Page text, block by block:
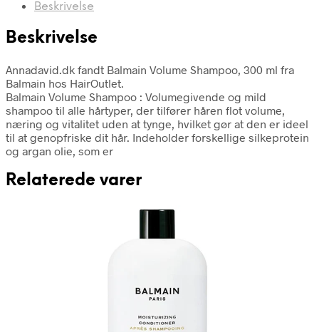
Beskrivelse
Beskrivelse
Annadavid.dk fandt Balmain Volume Shampoo, 300 ml fra
Balmain hos HairOutlet.
Balmain Volume Shampoo : Volumegivende og mild
shampoo til alle hårtyper, der tilfører håren flot volume,
næring og vitalitet uden at tynge, hvilket gør at den er ideel
til at genopfriske dit hår. Indeholder forskellige silkeprotein
og argan olie, som er
Relaterede varer